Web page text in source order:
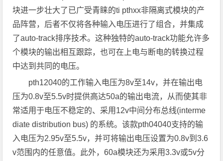
块进一步壮大了已广受青睐的ti pthxx非隔离式模块的产
品阵营，后者不仅将各种输入电压进行了组合，并集成
了auto-track排序技术。这种独特的auto-track功能允许多
个模块的输出相互跟踪，也可在上电与断电的转换过程
中达到共同的电压。
pth12040的工作输入电压为8v至14v，并在输出电
压为0.8v至5.5v时提供高达50a的输出电流，从而使其非
常适用于电压不稳定的、采用12v中间分布总线(interme
diate distribution bus) 的系统。该款pth04040支持的输
入电压为2.95v至5.5v，并可将输出电压设置为0.8v到3.6
v范围内的任意值。此外，60a模块还为采用3.3v或5v分